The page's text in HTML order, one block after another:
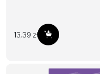
13,39 zł Dodaj do koszyka